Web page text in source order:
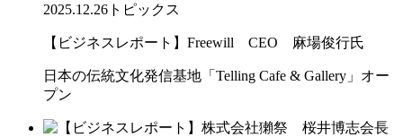
2025.12.26 トピックス
【ビジネスレポート】Freewill CEO 麻場俊行氏
日本の伝統文化発信基地「Telling Cafe & Gallery」オー
プン